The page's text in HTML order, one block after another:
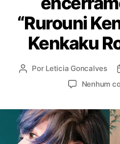
i
a
“Rurouni
Kenkaku
A
r
d
o
Por Leticia Goncalves
Nenhum